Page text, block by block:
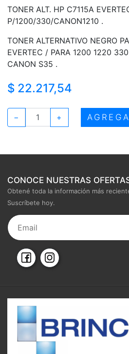
TONER ALT. HP C7115A
P/1200/330/CANON1210 .
TONER ALTERNATIVO NEGRO
EVERTEC / PARA 1200 1220
CANON S35 .
$ 22.217,54
− +
CONOCE NUESTRAS
Obtené toda la información más
Suscríbete hoy.